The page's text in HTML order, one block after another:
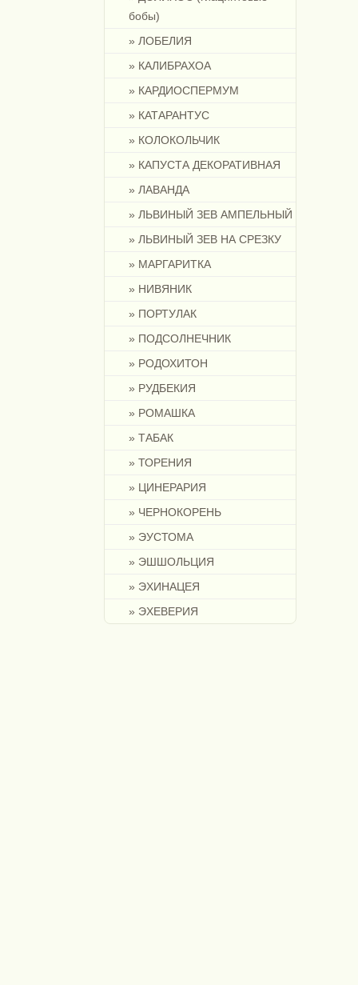
бобы)
» ЛОБЕЛИЯ
» КАЛИБРАХОА
» КАРДИОСПЕРМУМ
» КАТАРАНТУС
» КОЛОКОЛЬЧИК
» КАПУСТА ДЕКОРАТИВНАЯ
» ЛАВАНДА
» ЛЬВИНЫЙ ЗЕВ АМПЕЛЬНЫЙ
» ЛЬВИНЫЙ ЗЕВ НА СРЕЗКУ
» МАРГАРИТКА
» НИВЯНИК
» ПОРТУЛАК
» ПОДСОЛНЕЧНИК
» РОДОХИТОН
» РУДБЕКИЯ
» РОМАШКА
» ТАБАК
» ТОРЕНИЯ
» ЦИНЕРАРИЯ
» ЧЕРНОКОРЕНЬ
» ЭУСТОМА
» ЭШШОЛЬЦИЯ
» ЭХИНАЦЕЯ
» ЭХЕВЕРИЯ